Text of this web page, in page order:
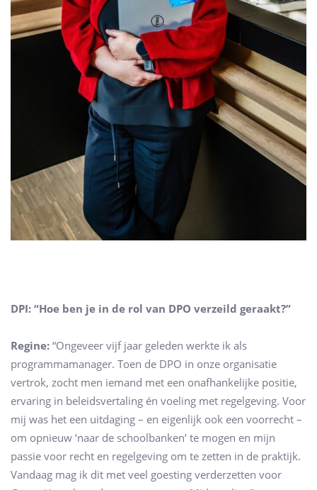
DPI: “Hoe ben je in de rol van DPO verzeild geraakt?”
Regine: “Ongeveer vijf jaar geleden werkte ik als
programmamanager. Toen de DPO in onze organisatie
vertrok, zocht men iemand met een onafhankelijke positie,
ervaring in beleidsvertaling én voeling met regelgeving. Voor
mij was het een uitdaging – en eigenlijk ook een voorrecht –
om opnieuw ‘naar de schoolbanken’ te mogen en mijn
passie voor recht en regelgeving om te zetten in de praktijk.
Vandaag mag ik dit met veel goesting verderzetten voor